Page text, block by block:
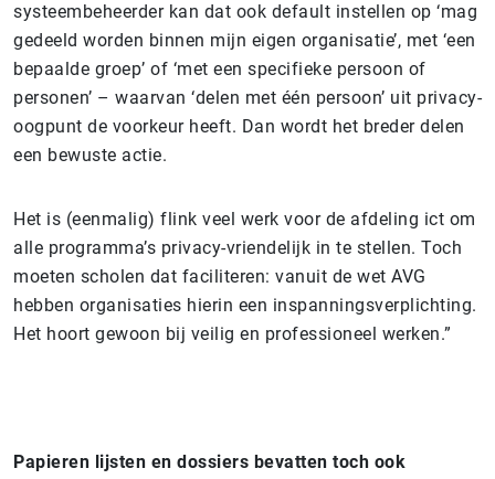
systeembeheerder kan dat ook default instellen op ‘mag
gedeeld worden binnen mijn eigen organisatie’, met ‘een
bepaalde groep’ of ‘met een specifieke persoon of
personen’ – waarvan ‘delen met één persoon’ uit privacy-
oogpunt de voorkeur heeft. Dan wordt het breder delen
een bewuste actie.
Het is (eenmalig) flink veel werk voor de afdeling ict om
alle programma’s privacy-vriendelijk in te stellen. Toch
moeten scholen dat faciliteren: vanuit de wet AVG
hebben organisaties hierin een inspanningsverplichting.
Het hoort gewoon bij veilig en professioneel werken.”
Papieren lijsten en dossiers bevatten toch ook